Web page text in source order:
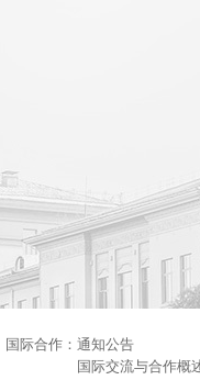
国际合作： 通知公告
国际交流与合作概